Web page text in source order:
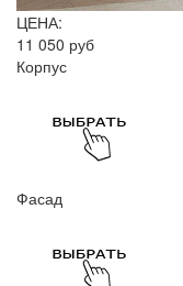
ЦЕНА:
11 050 руб
Корпус
Фасад